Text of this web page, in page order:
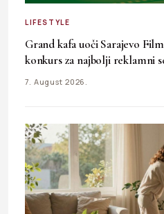
LIFESTYLE
Grand kafa uoči Sarajevo
konkurs za najbolji reklamni
7. August 2026.